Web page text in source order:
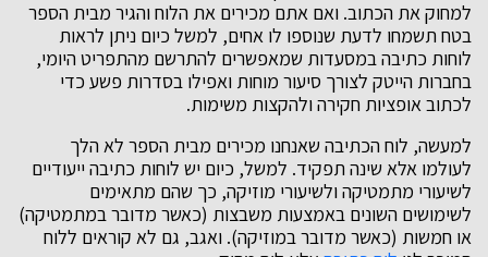
למחוק את הכתוב. ואם אתם מכירים את הלוח והגיר מבית הספר
בטח תשמחו לדעת שנוספו לו אחים, למשל כיום ניתן לראות
לוחות כתיבה במסעדות שמאפשרים להתרשם מהתפריט היומי,
בחברות הייטק לצורך סיעור מוחות ואפילו בסדרות פשע כדי
לכתוב אופציות חקירה ולהקצות משימות.
למעשה, לוח הכתיבה שאנחנו מכירים מבית הספר לא הלך
לעולמו אלא שינה תפקיד. למשל, כיום יש לוחות כתיבה ייעודיים
לשיעורי מתמטיקה ולשיעורי מוזיקה, כך שהם מתאימים
לשימושים השונים באמצעות משבצות (כאשר מדובר במתמטיקה)
או חמשות (כאשר מדובר במוזיקה). ואגב, גם לא קוראים ללוח